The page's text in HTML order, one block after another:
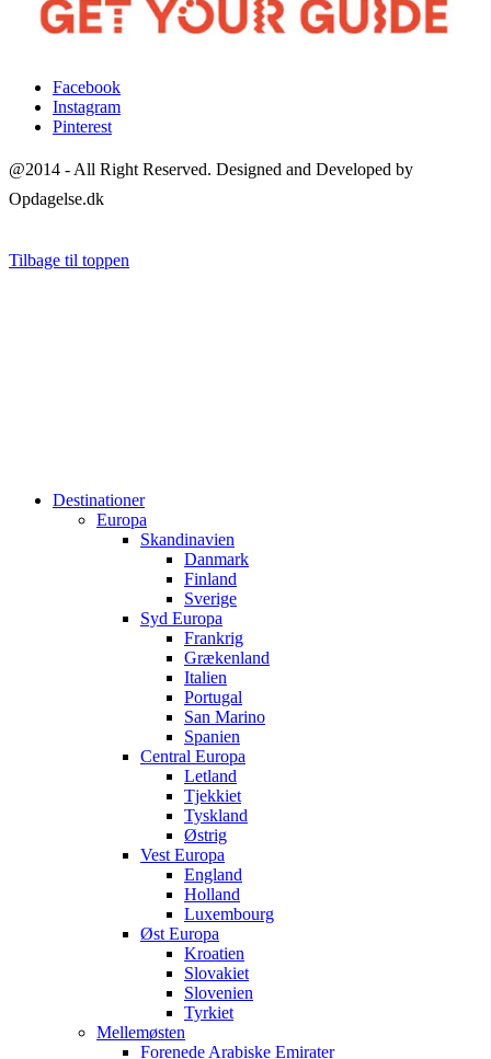
Facebook
Instagram
Pinterest
@2014 - All Right Reserved. Designed and Developed by
Opdagelse.dk
Tilbage til toppen
Destinationer
Europa
Skandinavien
Danmark
Finland
Sverige
Syd Europa
Frankrig
Grækenland
Italien
Portugal
San Marino
Spanien
Central Europa
Letland
Tjekkiet
Tyskland
Østrig
Vest Europa
England
Holland
Luxembourg
Øst Europa
Kroatien
Slovakiet
Slovenien
Tyrkiet
Mellemøsten
Forenede Arabiske Emirater